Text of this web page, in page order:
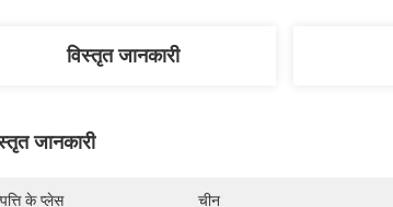
विस्तृत जानकारी
जानकारी
के प्लेस चीन